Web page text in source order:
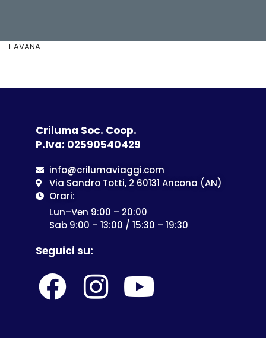
L AVANA
Criluma Soc. Coop.
P.Iva: 02590540429
info@crilumaviaggi.com
Via Sandro Totti, 2 60131 Ancona (AN)
Orari:
Lun–Ven 9:00 – 20:00
Sab 9:00 – 13:00 / 15:30 – 19:30
Seguici su: